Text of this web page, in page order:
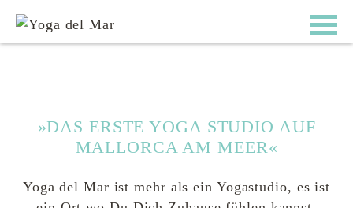
»DAS ERSTE YOGA STUDIO AUF
MALLORCA AM MEER«
Yoga del Mar ist mehr als ein Yogastudio, es ist